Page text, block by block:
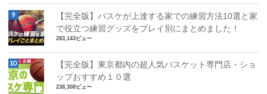
【完全版】バスケが上達する家での練習方法10選と家
で役立つ練習グッズをプレイ別にまとめました！
283,143ビュー
【完全版】東京都内の超人気バスケット専門店・ショ
ップおすすめ１０選
238,308ビュー